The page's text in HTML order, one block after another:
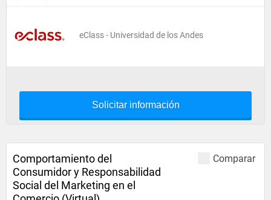
eClass - Universidad de los Andes
Solicitar información
Comparar
Comportamiento del
Consumidor y Responsabilidad
Social del Marketing en el